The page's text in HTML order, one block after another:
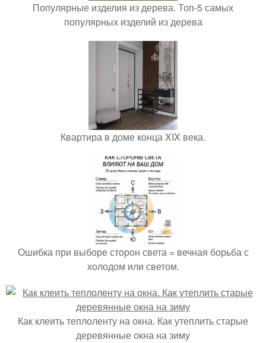
Популярные изделия из дерева. Топ-5 самых
популярных изделий из дерева
Квартира в доме конца XIX века.
Ошибка при выборе сторон света = вечная борьба с
холодом или светом.
Как клеить теплоленту на окна. Как утеплить старые
деревянные окна на зиму